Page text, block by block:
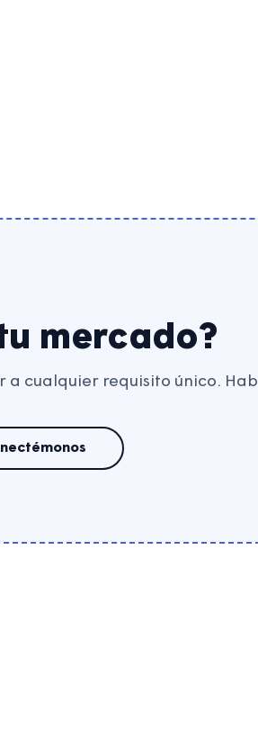
mercado?
cualquier requisito único.